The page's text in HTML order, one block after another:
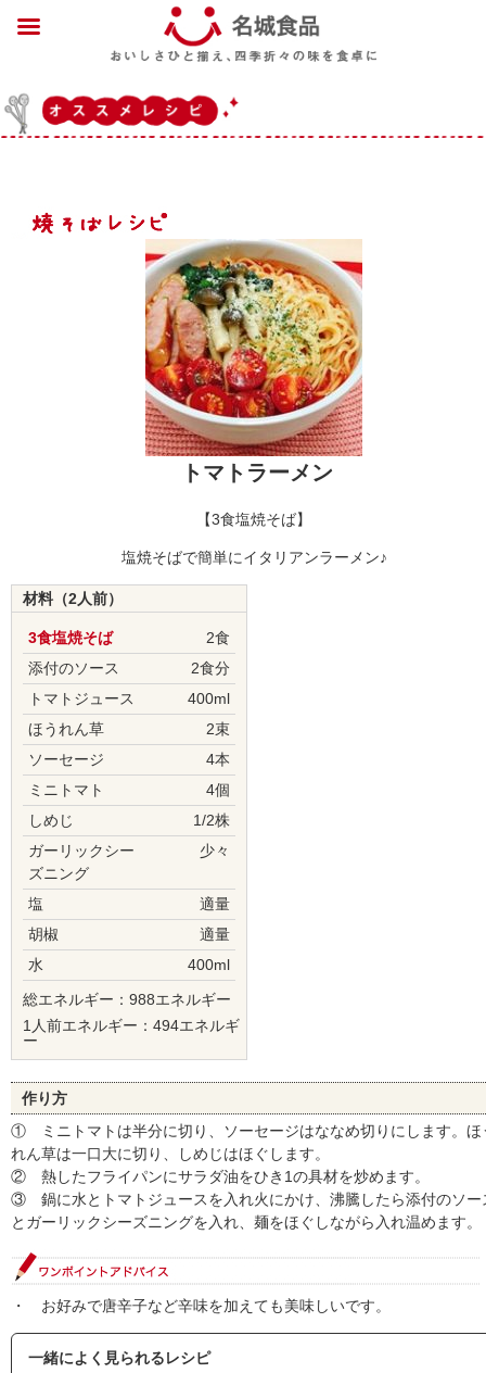
トマトラーメン
【3食塩焼そば】
塩焼そばで簡単にイタリアンラーメン♪
材料（2人前）
3食塩焼そば
2食
添付のソース
2食分
トマトジュース
400ml
ほうれん草
2束
ソーセージ
4本
ミニトマト
4個
しめじ
1/2株
ガーリックシー
ズニング
少々
塩
適量
胡椒
適量
水
400ml
総エネルギー：988エネルギー
1人前エネルギー：494エネルギ
ー
作り方
① ミニトマトは半分に切り、ソーセージはななめ切りにします。ほ
れん草は一口大に切り、しめじはほぐします。
② 熱したフライパンにサラダ油をひき1の具材を炒めます。
③ 鍋に水とトマトジュースを入れ火にかけ、沸騰したら添付のソー
とガーリックシーズニングを入れ、麺をほぐしながら入れ温めます。
・ お好みで唐辛子など辛味を加えても美味しいです。
一緒によく見られるレシピ